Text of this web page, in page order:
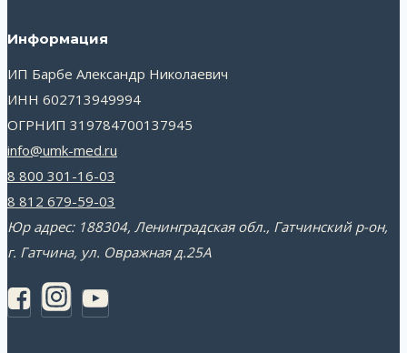
Информация
ИП Барбе Александр Николаевич
ИНН 602713949994
ОГРНИП 319784700137945
info@umk-med.ru
8 800 301-16-03
8 812 679-59-03
Юр адрес: 188304, Ленинградская обл., Гатчинский р-он,
г. Гатчина, ул. Овражная д.25А